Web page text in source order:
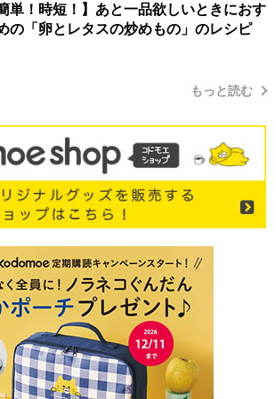
簡単！時短！】あと一品欲しいときにおす
の「卵とレタスの炒めもの」のレシピ
もっと読む